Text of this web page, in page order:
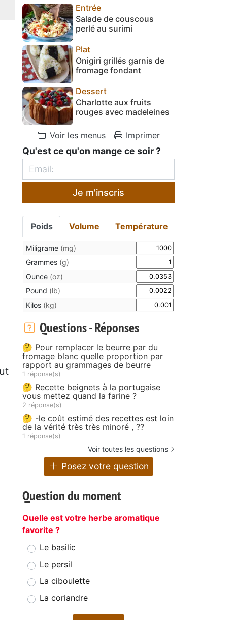
Entrée
Salade de couscous
perlé au surimi
Plat
Onigiri grillés garnis de
fromage fondant
Dessert
Charlotte aux fruits
rouges avec madeleines
Voir les menus Imprimer
Qu'est ce qu'on mange ce soir ?
Je m'inscris
Poids Volume Température
Miligrame (mg)
Grammes (g)
Ounce (oz)
Pound (lb)
Kilos (kg)
Questions - Réponses
🤔 Pour remplacer le beurre par du
fromage blanc quelle proportion par
rapport au grammages de beurre
1 réponse(s)
🤔 Recette beignets à la portugaise
vous mettez quand la farine ?
2 réponse(s)
🤔 -le coût estimé des recettes est loin
de la vérité très très minoré , ??
1 réponse(s)
Voir toutes les questions
Posez votre question
Question du moment
Quelle est votre herbe aromatique
favorite ?
Le basilic
Le persil
La ciboulette
La coriandre